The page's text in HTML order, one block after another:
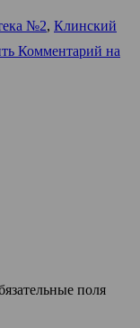
№2, Клинский
Комментарий на
поля